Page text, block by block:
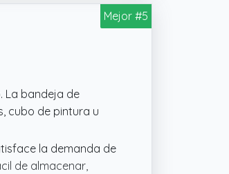
Mejor #5
La bandeja de
cubo de pintura u
la demanda de
de almacenar,